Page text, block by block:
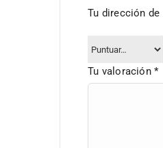
Tu dirección
Tu valoración*